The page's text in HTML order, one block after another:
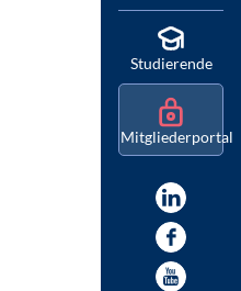
Studierende
Mitgliederportal